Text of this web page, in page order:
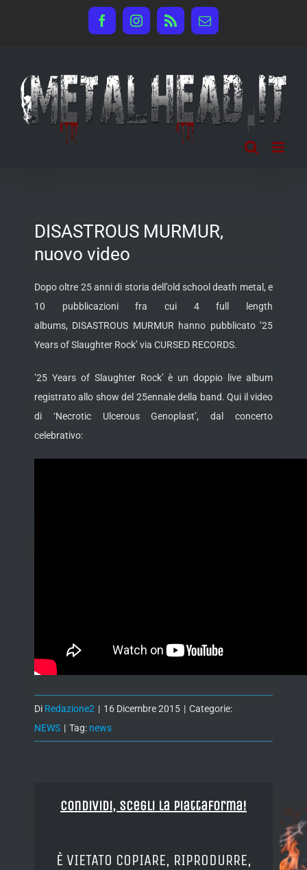
FacebookInstagram
Rss Email
DISASTROUS MURMUR,
nuovo video
Dopo oltre 25 anni di storia dell’old school death metal, e
10 pubblicazioni fra cui 4 full length
albums, DISASTROUS MURMUR hanno pubblicato ’25
Years of Slaughter Rock’via CURSED RECORDS.
’25 Years of Slaughter Rock’è un doppio live album
registrato allo show del 25ennale della band. Qui il video
di ‘Necrotic Ulcerous Genoplast’, dal concerto
celebrativo:
Di Redazione2 | 16 Dicembre 2015 | Categorie:
NEWS | Tag: news
Condividi, Scegli la piattaforma!
È VIETATO COPIARE, RIPRODURRE,